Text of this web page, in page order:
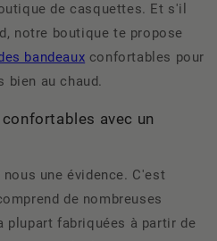
de casquettes. Et s'il
notre boutique te propose
bandeaux confortables pour
bien au chaud.
avec un
une évidence. C'est
de nombreuses
plupart fabriquées à partir de